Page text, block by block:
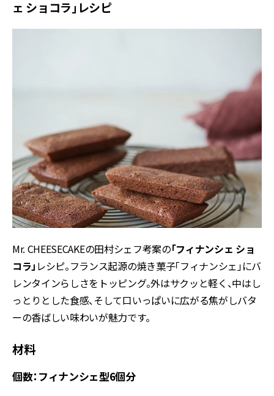
ェ ショコラ」レシピ
Mr. CHEESECAKEの田村シェフ考案の「フィナンシェ ショ
コラ」 レシピ。フランス起源の焼き菓子「フィナンシェ」にバ
レンタインらしさをトッピング。外はサクッと軽く、中はし
っとりとした食感、そして口いっぱいに広がる焦がしバタ
ーの香ばしい味わいが魅力です。
材料
個数：フィナンシェ型6個分